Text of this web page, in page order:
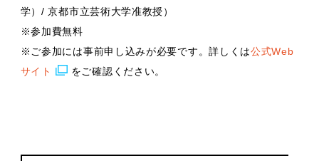
学）/ 京都市立芸術大学准教授）
※参加費無料
※ご参加には事前申し込みが必要です。詳しくは公式Web
サイト
をご確認ください。